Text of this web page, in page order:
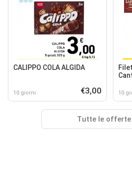
CALIPPO COLA ALGIDA
10 giorni €3,00 10
Tutte le offerte